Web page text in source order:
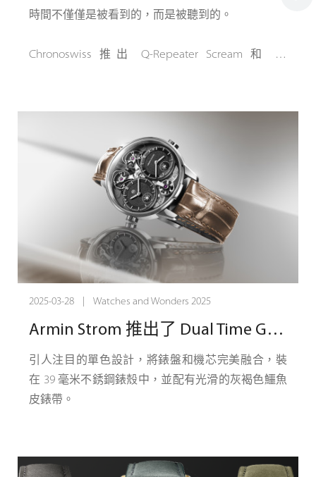
確性、可靠性和真正機械時計的獨特節奏。
時間不僅僅是被看到的，而是被聽到的。
Chronoswiss 推出 Q-Repeater Scream 和 Q-
械結構融為一體。來自盧塞恩的製錶師們對聲音、
設計和獨立製錶工藝進行了大膽的改造，深深植根
於Chronoswiss 的歷史。
這些 42 毫米鏤空傑作採用 5 級鈦金屬錶殼，揭示了
其報時複雜功能背後的複雜裝置。每按一次 10 點鐘
位置的按鈕，就會啟動令人著迷的二問報時功能，
鎚子敲擊以聲音指示小時和刻鐘，使時間成為真正
的感官體驗。 在其核心是一個傳承機芯，根植於
Chronoswiss生產，現已從我們的檔案中取出，經過
精心修復、改進並在Lucerne工作室重生，使這兩款
腕錶成為過去與未來之間的非凡聯繫。
計。
2025-03-28 | Watches and Wonders 2025
Armin Strom 推出了 Dual Time GMT Resonance – 黑色精工版
引人注目的單色設計，將錶盤和機芯完美融合，裝
在 39 毫米不銹鋼錶殼中，並配有光滑的灰褐色鱷魚
皮錶帶。